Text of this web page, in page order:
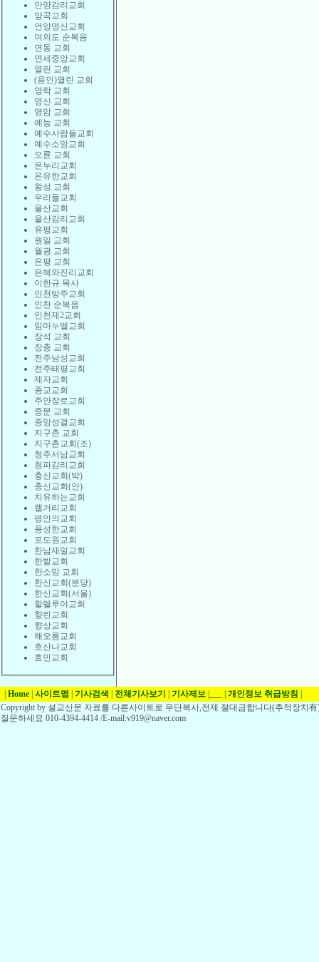
안양감리교회
양곡교회
언양영신교회
여의도 순복음
연동 교회
연세중앙교회
열린 교회
(용인)열린 교회
영락 교회
영신 교회
영암 교회
예능 교회
예수사람들교회
예수소망교회
오륜 교회
온누리교회
온유한교회
왕성 교회
우리들교회
울산교회
울산감리교회
유평교회
원일 교회
월광 교회
은평 교회
은혜와진리교회
이한규 목사
인천방주교회
인천 순복음
인천제2교회
임마누엘교회
장석 교회
장충 교회
전주남성교회
전주태평교회
제자교회
종교교회
주안장로교회
중문 교회
중앙성결교회
지구촌 교회
지구촌교회(조)
청주서남교회
청파감리교회
충신교회(박)
충신교회(안)
치유하는교회
캘거리교회
평안의교회
풍성한교회
포도원교회
한남제일교회
한밭교회
한소망 교회
한신교회(분당)
한신교회(서울)
할렐루야교회
향린교회
향상교회
해오름교회
호산나교회
효민교회
Home 사이트맵 기사검색 전체기사보기 기사제보 개인정보 취급방침
Copyright by 설교신문 자료를 다른사이트로 무단복사,전제 절대금합니다(추적장치
질문하세요 010-4394-4414 /E-mail:v919@naver.com